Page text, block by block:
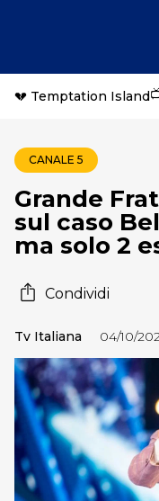
💔 Temptation Island
CANALE 5
Grande
sul caso
ma solo 2
Condividi
Tv Italiana 04/10/